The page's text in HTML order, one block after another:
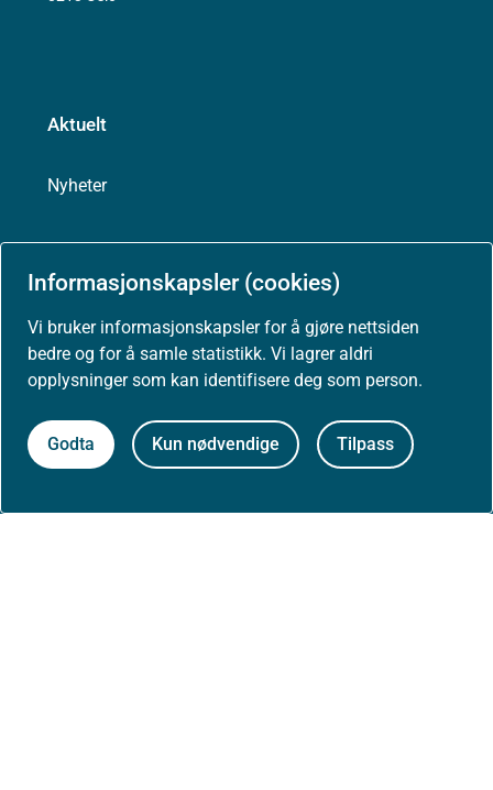
Informasjonskapsler (cookies)
Vi bruker informasjonskapsler for å gjøre nettsiden
bedre og for å samle statistikk. Vi lagrer aldri
opplysninger som kan identifisere deg som person.
Godta Kun nødvendige Tilpass
Aktuelt
Nyheter
Høringer
Presse